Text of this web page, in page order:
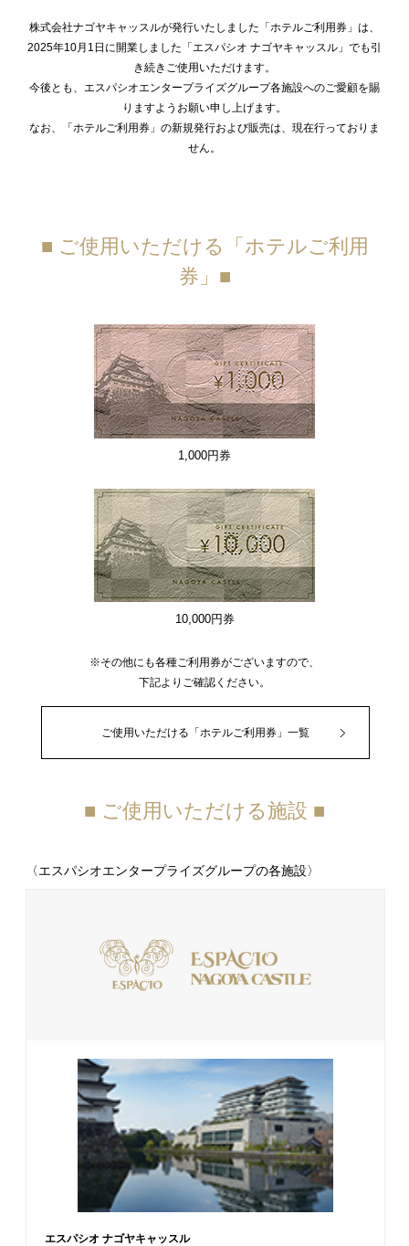
株式会社ナゴヤキャッスルが発行いたしました「ホテルご利用券」は、
2025年10月1日に開業しました「エスパシオ ナゴヤキャッスル」でも引
き続きご使用いただけます。
今後とも、エスパシオエンタープライズグループ各施設へのご愛顧を賜
りますようお願い申し上げます。
なお、「ホテルご利用券」の新規発行および販売は、現在行っておりま
せん。
■ ご使用いただける「ホテルご利用
券」■
1,000円券
10,000円券
※その他にも各種ご利用券がございますので、
下記よりご確認ください。
ご使用いただける「ホテルご利用券」一覧
■ ご使用いただける施設 ■
〈エスパシオエンタープライズグループの各施設〉
エスパシオ ナゴヤキャッスル